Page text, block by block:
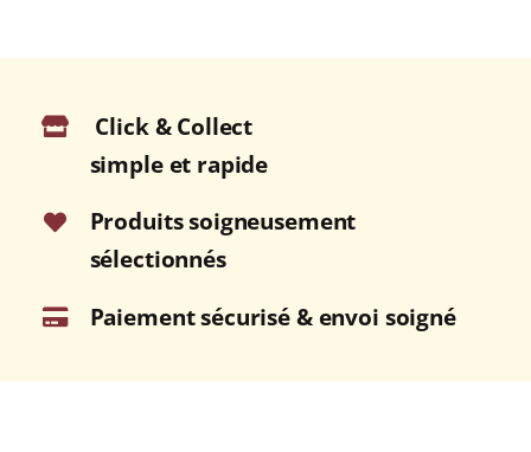
(HAÏTI)
Click & Collect
simple et rapide
Produits soigneusement
sélectionnés
Paiement sécurisé & envoi soigné